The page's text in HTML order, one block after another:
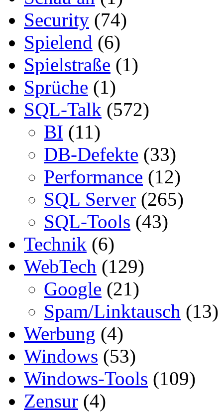
Security (74)
Spielend (6)
Spielstraße (1)
Sprüche (1)
SQL-Talk (572)
BI (11)
DB-Defekte (33)
Performance (12)
SQL Server (265)
SQL-Tools (43)
Technik (6)
WebTech (129)
Google (21)
Spam/Linktausch (13)
Werbung (4)
Windows (53)
Windows-Tools (109)
Zensur (4)